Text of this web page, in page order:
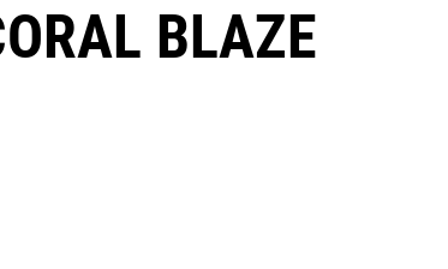
BLAZE